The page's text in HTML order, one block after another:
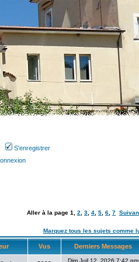
S'enregistrer
Aller à la page 1 2 3 4 5 6 7
Marquez tous les sujets comme
Vus Derniers Messages
Dim Juil 12, 2026 7:42 pm